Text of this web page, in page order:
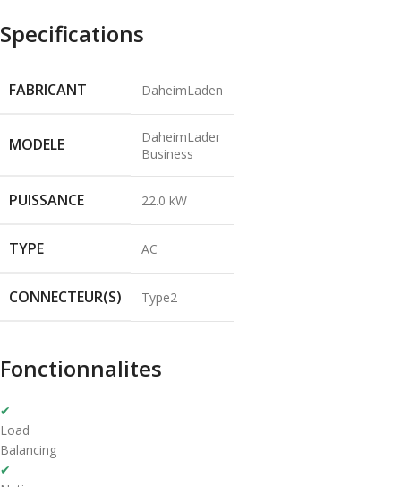
Specifications
FABRICANT DaheimLaden
MODELE
DaheimLader
Business
PUISSANCE 22.0 kW
TYPE AC
CONNECTEUR(S) Type2
Fonctionnalites
✔
Load
Balancing
✔